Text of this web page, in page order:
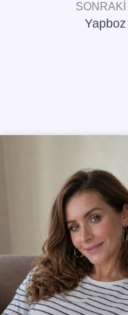
SONRAKI
Yapboz